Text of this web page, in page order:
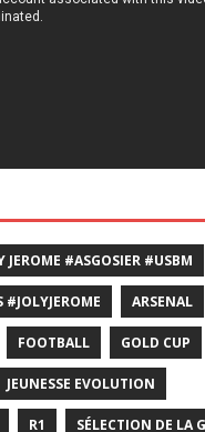
#ASGOSIER #USBM
ARSENAL
FOOTBALL GOLD CUP
JEUNESSE EVOLUTION
R1 SÉLECTION DE LA